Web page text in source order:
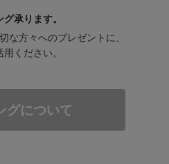
承ります。
な方々へのプレゼントに、
ください。
グについて